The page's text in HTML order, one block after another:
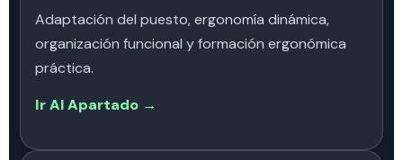
Adaptación del puesto, ergonomía dinámica,
organización funcional y formación ergonómica
práctica.
Ir Al Apartado →